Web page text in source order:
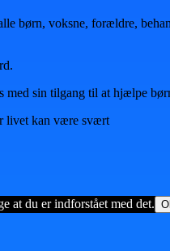
børn, voksne, forældre,
sin tilgang til at hjælpe
livet kan være svært
at du er indforstået med det.